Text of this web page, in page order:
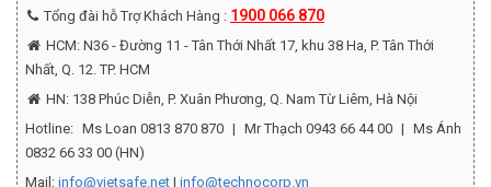
Tổng đài hỗ Trợ Khách Hàng : 1900 066 870
HCM: N36 - Đường 11 - Tân Thới Nhất 17, khu 38 Ha, P. Tân Thới
Nhất, Q. 12. TP. HCM
HN: 138 Phúc Diễn, P. Xuân Phương, Q. Nam Từ Liêm, Hà Nội
Hotline: Ms Loan 0813 870 870 | Mr Thạch 0943 66 44 00 | Ms Ánh
0832 66 33 00 (HN)
Mail: info@vietsafe.net | info@technocorp.vn